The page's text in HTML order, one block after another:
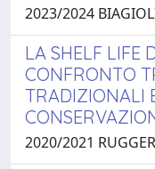
2023/2024
LA SHELF LIFE
CONFRONTO
TRADIZIONALI
2020/2021